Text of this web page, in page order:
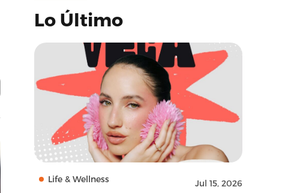
Lo Último
Life & Wellness Jul 15, 2026